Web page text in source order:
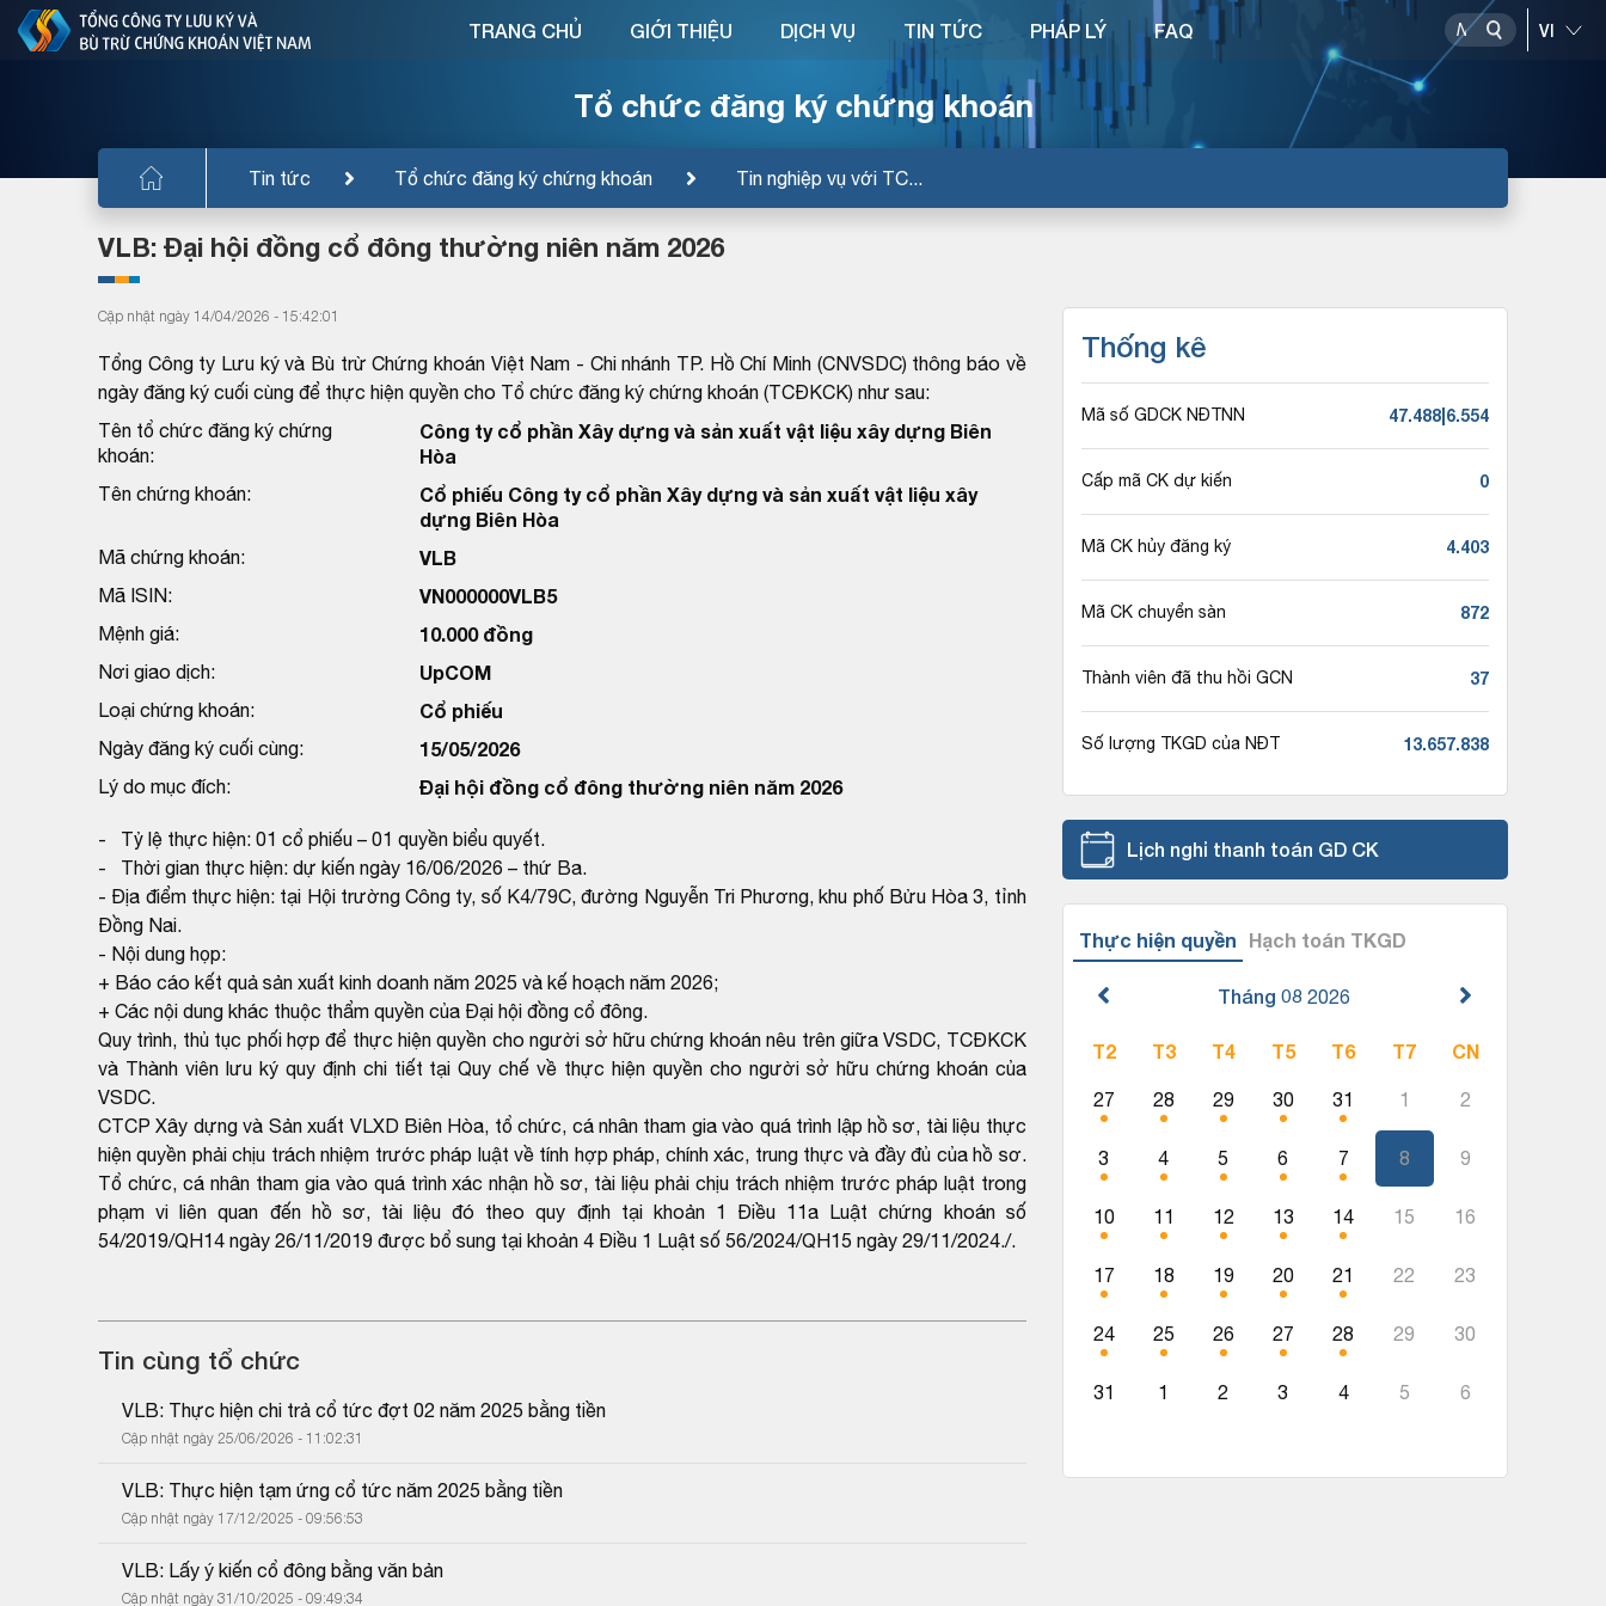
Tổ chức đăng ký chứng khoán
Tin tức Tổ chức đăng ký chứng khoán Tin nghiệp vụ với TC...
TRANG CHỦ GIỚI THIỆU DỊCH VỤ TIN TỨC PHÁP LÝ FAQ
VLB: Đại hội đồng cổ đông thường niên năm 2026
Cập nhật ngày 14/04/2026 - 15:42:01
Tổng Công ty Lưu ký và Bù trừ Chứng khoán Việt Nam - Chi nhánh TP. Hồ Chí Minh (CNVSDC) thông báo về
ngày đăng ký cuối cùng để thực hiện quyền cho Tổ chức đăng ký chứng khoán (TCĐKCK) như sau:
Tên tổ chức đăng ký chứng
khoán:
Công ty cổ phần Xây dựng và sản xuất vật liệu xây dựng Biên
Hòa
Tên chứng khoán:
Cổ phiếu Công ty cổ phần Xây dựng và sản xuất vật liệu xây
dựng Biên Hòa
Mã chứng khoán: VLB
Mã ISIN: VN000000VLB5
Mệnh giá: 10.000 đồng
Nơi giao dịch: UpCOM
Loại chứng khoán: Cổ phiếu
Ngày đăng ký cuối cùng: 15/05/2026
Lý do mục đích: Đại hội đồng cổ đông thường niên năm 2026
- Tỷ lệ thực hiện: 01 cổ phiếu – 01 quyền biểu quyết.
- Thời gian thực hiện: dự kiến ngày 16/06/2026 – thứ Ba.
- Địa điểm thực hiện: tại Hội trường Công ty, số K4/79C, đường Nguyễn Tri Phương, khu phố Bửu Hòa 3, tỉnh
Đồng Nai.
- Nội dung họp:
+ Báo cáo kết quả sản xuất kinh doanh năm 2025 và kế hoạch năm 2026;
+ Các nội dung khác thuộc thẩm quyền của Đại hội đồng cổ đông.
Quy trình, thủ tục phối hợp để thực hiện quyền cho người sở hữu chứng khoán nêu trên giữa VSDC, TCĐKCK
và Thành viên lưu ký quy định chi tiết tại Quy chế về thực hiện quyền cho người sở hữu chứng khoán của
VSDC.
CTCP Xây dựng và Sản xuất VLXD Biên Hòa, tổ chức, cá nhân tham gia vào quá trình lập hồ sơ, tài liệu thực
hiện quyền phải chịu trách nhiệm trước pháp luật về tính hợp pháp, chính xác, trung thực và đầy đủ của hồ sơ.
Tổ chức, cá nhân tham gia vào quá trình xác nhận hồ sơ, tài liệu phải chịu trách nhiệm trước pháp luật trong
phạm vi liên quan đến hồ sơ, tài liệu đó theo quy định tại khoản 1 Điều 11a Luật chứng khoán số
54/2019/QH14 ngày 26/11/2019 được bổ sung tại khoản 4 Điều 1 Luật số 56/2024/QH15 ngày 29/11/2024./.
Tin cùng tổ chức
VLB: Thực hiện chi trả cổ tức đợt 02 năm 2025 bằng tiền
Cập nhật ngày 25/06/2026 - 11:02:31
VLB: Thực hiện tạm ứng cổ tức năm 2025 bằng tiền
Cập nhật ngày 17/12/2025 - 09:56:53
VLB: Lấy ý kiến cổ đông bằng văn bản
Cập nhật ngày 31/10/2025 - 09:49:34
Thống kê
Mã số GDCK NĐTNN 47.488|6.554
Cấp mã CK dự kiến 0
Mã CK hủy đăng ký 4.403
Mã CK chuyển sàn 872
Thành viên đã thu hồi GCN 37
Số lượng TKGD của NĐT 13.657.838
Lịch nghỉ thanh toán GD CK
Thực hiện quyền Hạch toán TKGD
Tháng 08 2026
T2 T3 T4 T5 T6 T7 CN
27 28 29 30 31 1 2
3 4 5 6 7 8 9
10 11 12 13 14 15 16
17 18 19 20 21 22 23
24 25 26 27 28 29 30
31 1 2 3 4 5 6